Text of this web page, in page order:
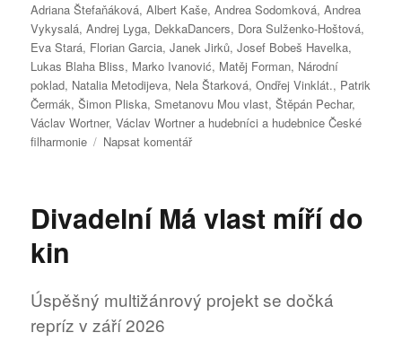
Adriana Štefaňáková,Albert Kaše,Andrea Sodomková,Andrea
Vykysalá,Andrej Lyga, DekkaDancers, Dora Sulženko-Hoštová,
Eva Stará, Florian Garcia,Janek Jirků,Josef Bobeš Havelka,
Lukas Blaha Bliss, Marko Ivanović, Matěj Forman, Národní
poklad, Natalia Metodijeva, Nela Štarková,Ondřej Vinklát., Patrik
Čermák,Šimon Pliska,Smetanovu Mou vlast,Štěpán Pechar,
Václav Wortner,Václav Wortner a hudebníci a hudebnice České
filharmonie
Napsat komentářpro
Divadelní
po
roce
Divadelní Má vlast míří do
kin
Úspěšný multižánrový projekt se dočká
repríz v září 2026